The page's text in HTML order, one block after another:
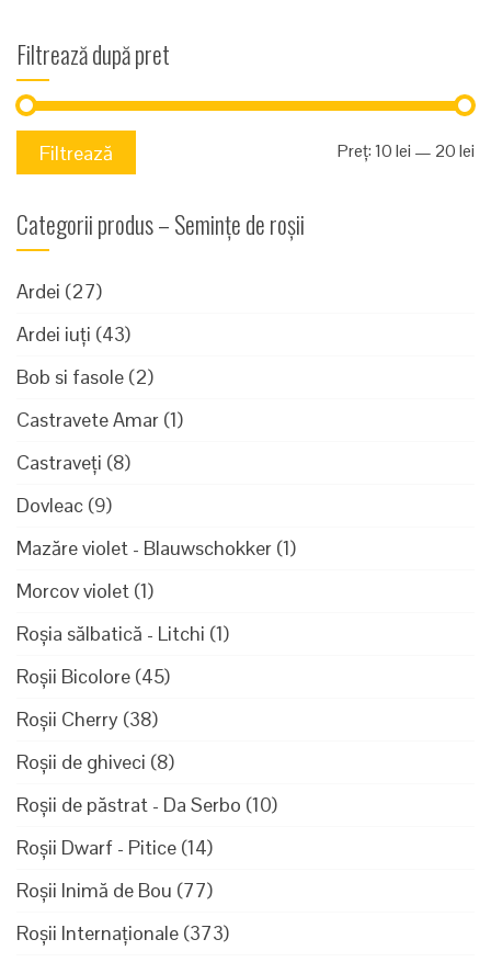
Filtrează după pret
Filtrează Preț:10 lei — 20 lei
Categorii produs – Semințe de roșii
Ardei (27)
Ardei iuți (43)
Bob si fasole (2)
Castravete Amar (1)
Castraveți (8)
Dovleac (9)
Mazăre violet - Blauwschokker (1)
Morcov violet (1)
Roșia sălbatică - Litchi (1)
Roșii Bicolore (45)
Roșii Cherry (38)
Roșii de ghiveci (8)
Roșii de păstrat - Da Serbo (10)
Roșii Dwarf - Pitice (14)
Roșii Inimă de Bou (77)
Roșii Internaționale (373)